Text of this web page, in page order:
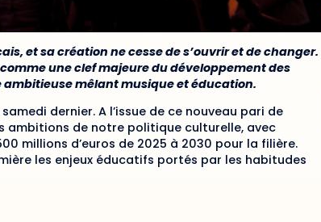
et sa création ne cesse de s’ouvrir et de changer.
une clef majeure du développement des
mêlant musique et éducation.
dernier. A l’issue de ce nouveau pari de
de notre politique culturelle, avec
millions d’euros de 2025 à 2030 pour la filière.
les enjeux éducatifs portés par les habitudes